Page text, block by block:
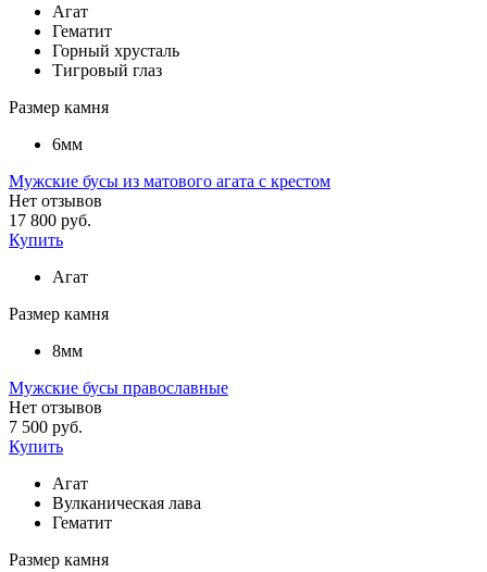
Агат
Гематит
Горный хрусталь
Тигровый глаз
Размер камня
6мм
Мужские бусы из матового агата с крестом
Нет отзывов
17 800 руб.
Купить
Агат
Размер камня
8мм
Мужские бусы православные
Нет отзывов
7 500 руб.
Купить
Агат
Вулканическая лава
Гематит
Размер камня